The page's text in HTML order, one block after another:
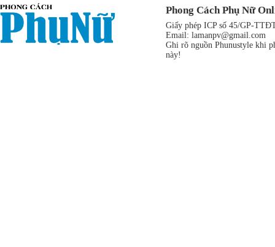
Phong Cách Phụ Nữ
Giấy phép ICP số 45/GP-
Email: lamanpv@gmail.com
Ghi rõ nguồn Phunustyle khi
này!